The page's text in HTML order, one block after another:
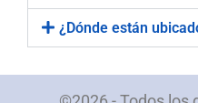
¿Dónde están